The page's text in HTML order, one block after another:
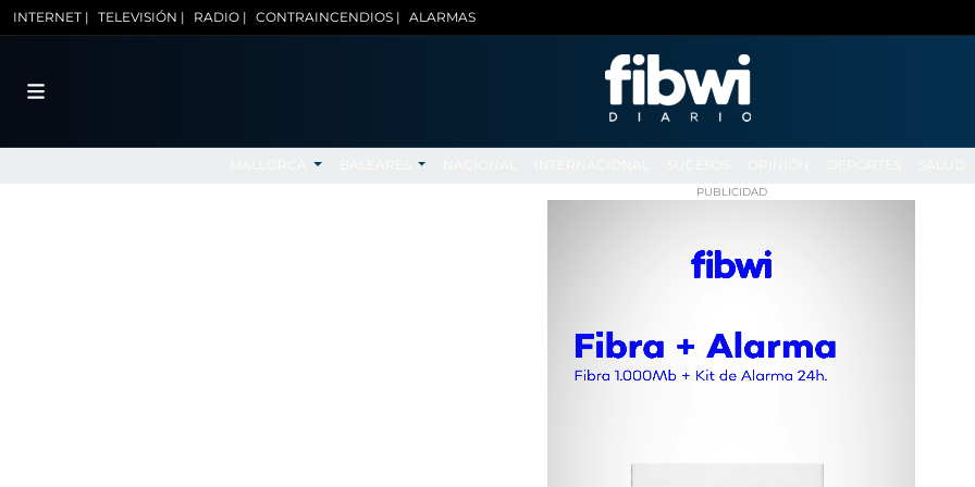
INTERNET | TELEVISIÓN | RADIO | CONTRAINCENDIOS | ALARMAS